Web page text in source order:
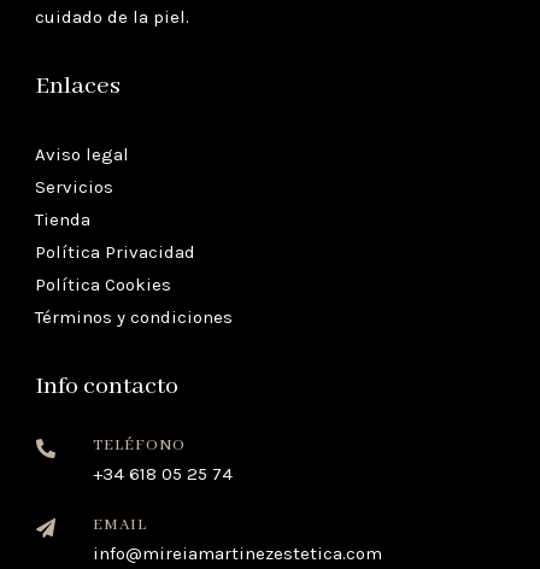
cuidado de la piel.
Enlaces
Aviso legal
Servicios
Tienda
Política Privacidad
Política Cookies
Términos y condiciones
Info contacto
 TELÉFONO
+34 618 05 25 74
 EMAIL
info@mireiamartinezestetica.com